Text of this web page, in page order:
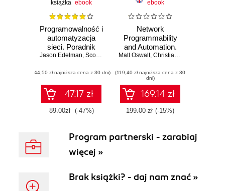
książka ebook
Programowalność i
automatyzacja
sieci. Poradnik
inżyniera sieci
Jason Edelman, Scott S. Lowe ,Matt Oswalt
(44,50 zł najniższa cena z 30 dni)
47.17 zł
89.00zł (-47%)
ebook
Network
Programmability
and Automation.
2nd Edition
Matt Oswalt, Christian Adell
(119,40 zł najniższa cena z 30
dni)
169.14 zł
199.00 zł (-15%)
Program partnerski - zarabiaj
więcej »
Brak książki? - daj nam znać »